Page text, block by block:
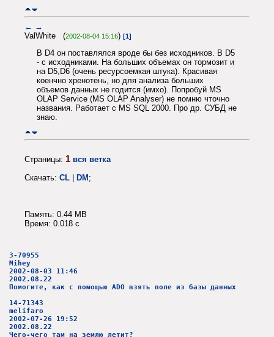
← →
ValWhite (2002-08-04 15:16) [1]
В D4 он поставлялся вроде бы без исходников. В D5
- с исходниками. На больших объемах он тормозит и
на D5,D6 (очень ресурсоемкая штука). Красивая
коенчно хренотень, но для анализа больших
объемов данных не годится (имхо). Попробуй MS
OLAP Service (MS OLAP Analyser) не помню чточно
названия. Работает с MS SQL 2000. Про др. СУБД не
знаю.
Страницы: 1 вся ветка
Скачать: CL DM ;
Память: 0.44 MB
Время: 0.018 c
3-70955
Mihey
2002-08-03 11:46
2002.08.22
Помогите, как с помощью ADO взять поле из базы данных
14-71343
melifaro
2002-07-26 19:52
2002.08.22
Чего-чего там на землю летит?